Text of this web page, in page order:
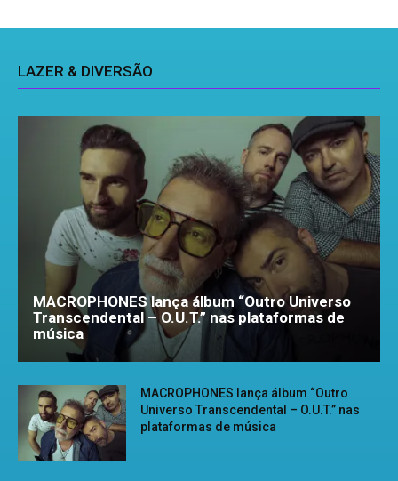
LAZER & DIVERSÃO
MACROPHONES lança álbum “Outro Universo
Transcendental – O.U.T.” nas plataformas de
música
MACROPHONES lança álbum “Outro
Universo Transcendental – O.U.T.” nas
plataformas de música